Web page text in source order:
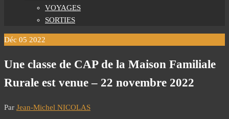
VOYAGES
SORTIES
Déc 05 2022
Une classe de CAP de la Maison Familiale
Rurale est venue – 22 novembre 2022
Par Jean-Michel NICOLAS